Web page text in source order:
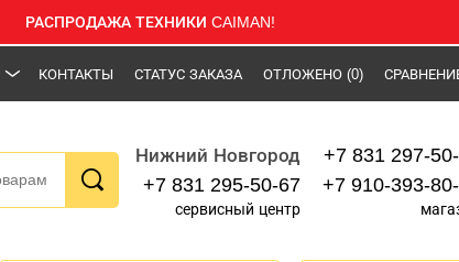
РАСПРОДАЖА ТЕХНИКИ CAIMAN!
КОНТАКТЫ СТАТУС ЗАКАЗА ОТЛОЖЕНО (0)
Нижний Новгород
+7 831 295-50-67
сервисный центр
+7 831 297-
+7 910-393-